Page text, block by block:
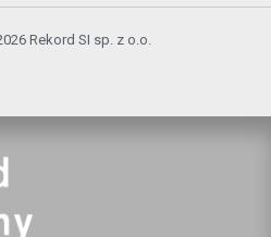
Rekord SI sp. z o.o.